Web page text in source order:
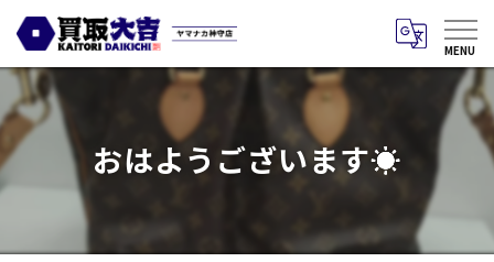
おはようございます☀